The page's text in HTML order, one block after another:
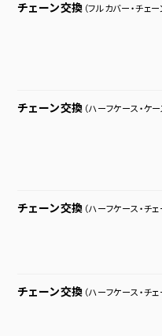
チェーン交換 （フルカバー・チェ
チェーン交換 （ハーフケース・ケ
チェーン交換 （ハーフケース・チ
チェーン交換 （ハーフケース・チ